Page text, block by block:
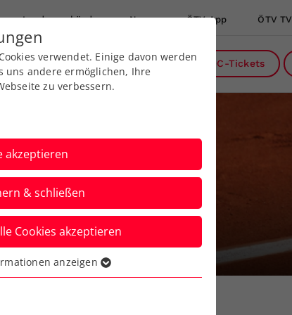
Landesverbände News ÖTV App ÖTV TV
Über uns Kreise DC-Tickets
verwendet. Einige davon werden
uns andere ermöglichen, Ihre
zu verbessern.
akzeptieren
& schließen
Cookies akzeptieren
grundlegende Funktionen der
gewährleistet, dass die Webseite
anzeigen